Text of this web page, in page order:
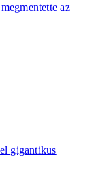
az
gigantikus